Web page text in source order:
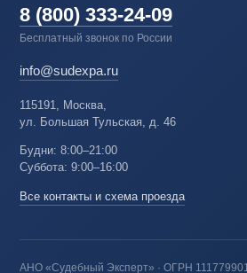
8 (800) 333-24-09
Бесплатный звонок по России
info@sudexpa.ru
115191, Москва,
ул. Большая Тульская, д. 46
Будни: 8:00–21:00
Суббота: 9:00–16:00
Все контакты и схема проезда
АНО «Судебный Эксперт» · ОГРН